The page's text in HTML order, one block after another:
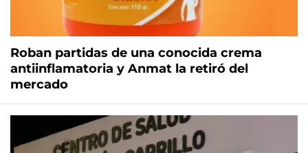
Roban partidas de una conocida crema
antiinflamatoria y Anmat la retiró del
mercado